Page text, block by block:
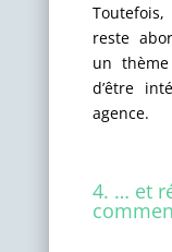
reste
un
d’être
agence.
4. … et